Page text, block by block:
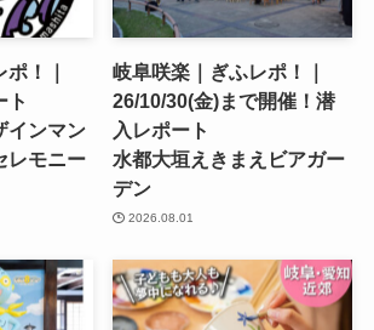
！｜
ト
インマン
レモニー
岐阜咲楽｜ぎふレポ！｜
26/10/30(金)まで開催！潜
入レポート
水都大垣えきまえビアガー
デン
2026.08.01